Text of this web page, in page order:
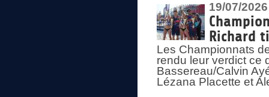
19/07/2026
Richard
Les Championnats
rendu leur verdict ce
Bassereau/Calvin
Lézana Placette et